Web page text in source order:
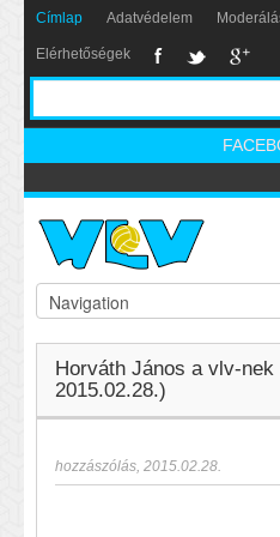
Címlap Adatvédelem
Elérhetőségek
Horváth János a vlv-
2015.02.28.)
hozzászólás, 2015.02.28.